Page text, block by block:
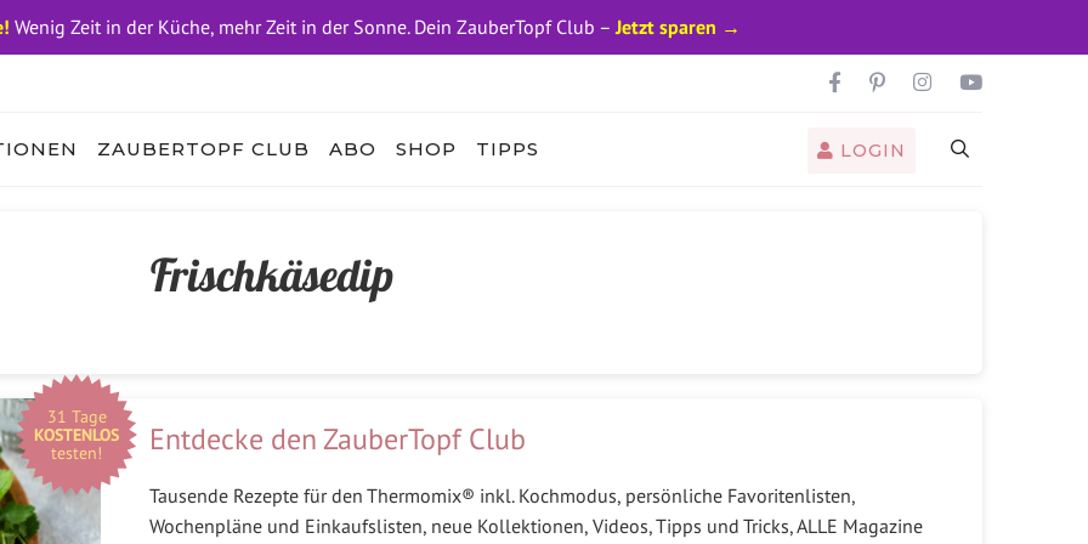
ZAUBERTOPF CLUB ABO SHOP TIPPS LOGIN
Frischkäsedip
31 Tage
KOSTENLOS
testen!
Entdecke den ZauberTopf Club
Tausende Rezepte für den Thermomix® inkl. Kochmodus, persönliche Favoritenlisten,
Wochenpläne und Einkaufslisten, neue Kollektionen, Videos, Tipps und Tricks, ALLE Magazine
Wenig Zeit in der Küche, mehr Zeit in der Sonne. Dein ZauberTopf Club –Jetzt sparen →